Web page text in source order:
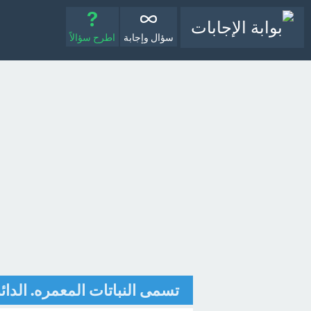
سؤال وإجابة اطرح سؤالاً
تسمى النباتات المعمره.